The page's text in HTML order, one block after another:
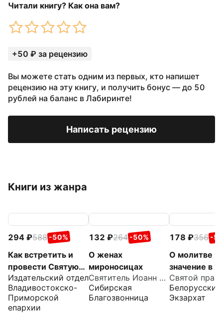
Читали книгу? Как она вам?
+50 ₽ за рецензию
Вы можете стать одним из первых, кто напишет
рецензию на эту книгу, и получить бонус — до 50
рублей на баланс в Лабиринте!
Написать рецензию
Книги из жанра
294 588 -50%
Как встретить и
провести Святую
Пасху
Издательский отдел
Владивостокско-
Приморской
епархии
132 264 -50%
О женах
мироносицах
Святитель Иоанн Златоуст
Сибирская
Благозвонница
178 356 -
О молитве и
значение в
Извлечения
дневника с
Белорусский
Экзархат